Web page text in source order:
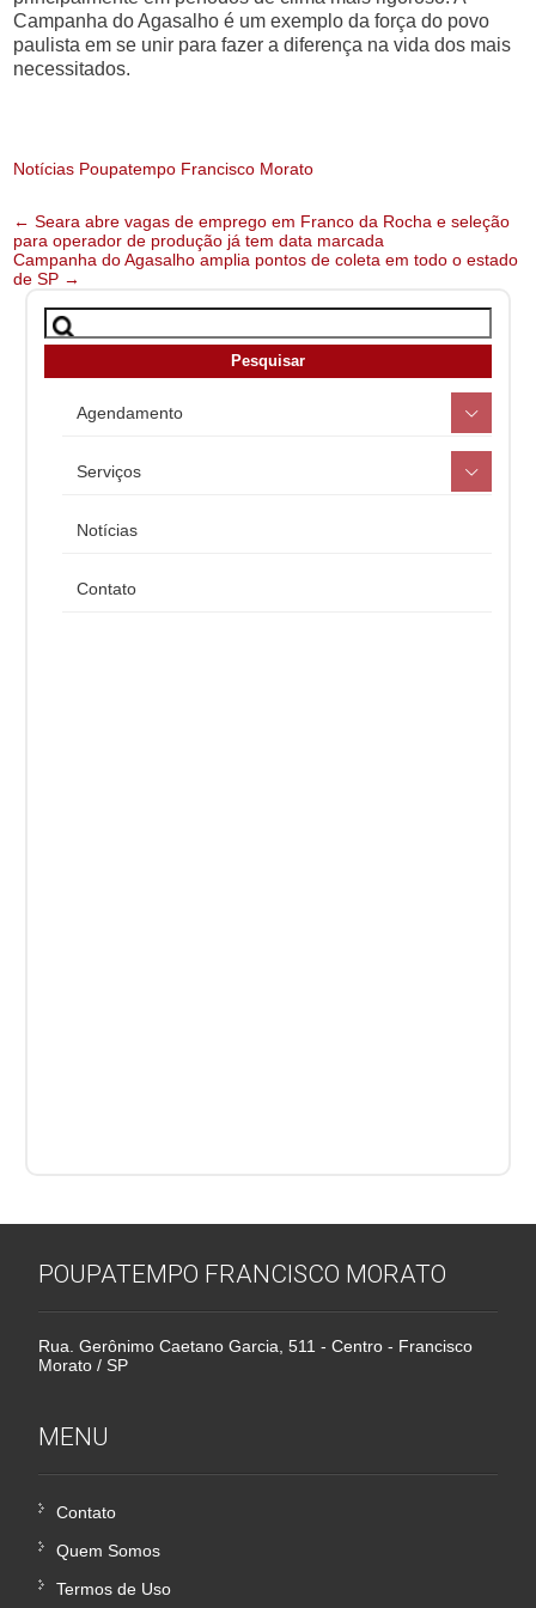
Campanha do Agasalho é um exemplo da força do povo
paulista em se unir para fazer a diferença na vida dos mais
necessitados.
Notícias Poupatempo Francisco Morato
Post
navigation
← Seara abre vagas de emprego em Franco da Rocha e seleção
para operador de produção já tem data marcada
Campanha do Agasalho amplia pontos de coleta em todo o estado
de SP →
Agendamento
Serviços
Notícias
Contato
POUPATEMPO FRANCISCO MORATO
Rua. Gerônimo Caetano Garcia, 511 - Centro - Francisco
Morato / SP
MENU
Contato
Quem Somos
Termos de Uso